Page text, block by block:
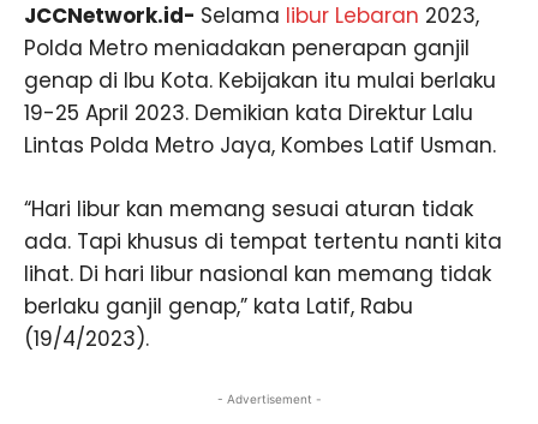
JCCNetwork.id- Selama libur Lebaran 2023,
Polda Metro meniadakan penerapan ganjil
genap di Ibu Kota. Kebijakan itu mulai berlaku
19-25 April 2023. Demikian kata Direktur Lalu
Lintas Polda Metro Jaya, Kombes Latif Usman.
“Hari libur kan memang sesuai aturan tidak
ada. Tapi khusus di tempat tertentu nanti kita
lihat. Di hari libur nasional kan memang tidak
berlaku ganjil genap,” kata Latif, Rabu
(19/4/2023).
- Advertisement -